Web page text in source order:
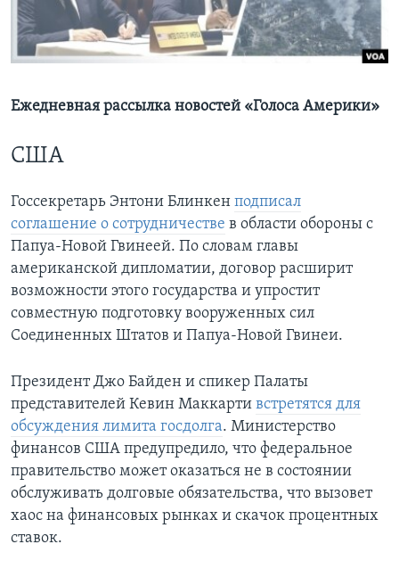
Learning English
Языки
Ежедневная рассылка новостей «Голоса Америки»
США
Госсекретарь Энтони Блинкен подписал
соглашение о сотрудничестве в области обороны с
Папуа-Новой Гвинеей. По словам главы
американской дипломатии, договор расширит
возможности этого государства и упростит
совместную подготовку вооруженных сил
Соединенных Штатов и Папуа-Новой Гвинеи.
Президент Джо Байден и спикер Палаты
представителей Кевин Маккарти встретятся для
обсуждения лимита госдолга. Министерство
финансов США предупредило, что федеральное
правительство может оказаться не в состоянии
обслуживать долговые обязательства, что вызовет
хаос на финансовых рынках и скачок процентных
ставок.